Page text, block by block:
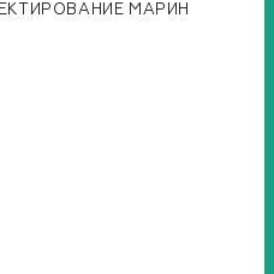
МАРИН